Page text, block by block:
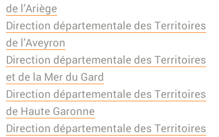
de l’Ariège
Direction départementale des Territoires
de l’Aveyron
Direction départementale des Territoires
et de la Mer du Gard
Direction départementale des Territoires
de Haute Garonne
Direction départementale des Territoires